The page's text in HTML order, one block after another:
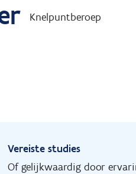
Knelpuntberoep
Vereiste studies
Of gelijkwaardig door